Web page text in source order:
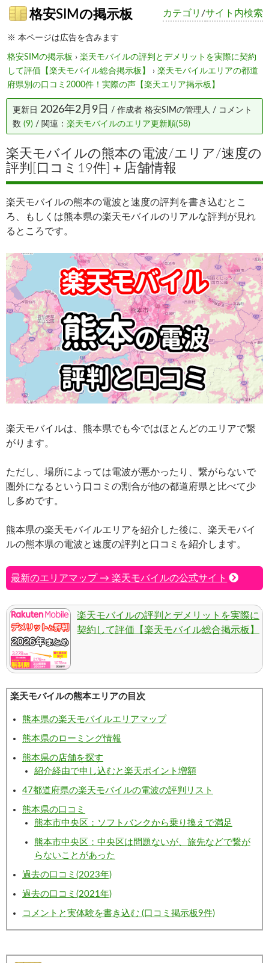
サイト内検索
カテゴリ /
格安SIMの掲示板
※ 本ページは広告を含みます
格安SIMの掲示板 › 楽天モバイルの評判とデメリットを実際に契約
して評価【楽天モバイル総合掲示板】
› 楽天モバイルエリアの都道
府県別の口コミ2000件！実際の声【楽天エリア掲示板】
更新日 2026年2月9日 / 作成者 格安SIMの管理人 / コメント
数 (9) / 関連： 楽天モバイルのエリア更新順(58)
楽天モバイルの熊本の電波/エリア/速度の
評判[口コミ19件]＋店舗情報
楽天モバイルの熊本の電波と速度の評判を書き込むとこ
ろ、もしくは熊本県の楽天モバイルのリアルな評判が見れ
るところです。
楽天モバイルは、熊本県でも今ではほとんどのエリアで繋
がります。
ただし、場所によっては電波が悪かったり、繋がらないで
圏外になるという口コミの割合が他の都道府県と比べて少
し多めです。
熊本県の楽天モバイルエリアを紹介した後に、楽天モバイ
ルの熊本県の電波と速度の評判と口コミを紹介します。
最新のエリアマップ → 楽天モバイルの公式サイト
楽天モバイルの評判とデメリットを実際に
契約して評価【楽天モバイル総合掲示板】
楽天モバイルの熊本エリアの目次
熊本県の楽天モバイルエリアマップ
熊本県のローミング情報
熊本県の店舗を探す
紹介経由で申し込むと楽天ポイント増額
47都道府県の楽天モバイルの電波の評判リスト
熊本県の口コミ
熊本市中央区：ソフトバンクから乗り換えで満足
熊本市中央区：中央区は問題ないが、旅先などで繋が
らないことがあった
過去の口コミ(2023年)
過去の口コミ(2021年)
コメントと実体験を書き込む (口コミ掲示板9件)